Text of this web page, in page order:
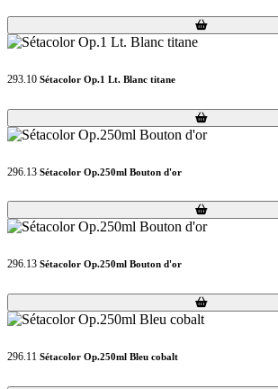
Loading...
Loading...
293.10 Sétacolor Op.1 Lt. Blanc titane
Loading...
Loading...
296.13 Sétacolor Op.250ml Bouton d'or
Loading...
Loading...
296.13 Sétacolor Op.250ml Bouton d'or
Loading...
Loading...
296.11 Sétacolor Op.250ml Bleu cobalt